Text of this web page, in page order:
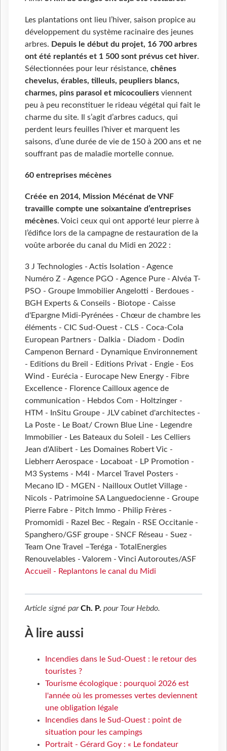
Les plantations ont lieu l’hiver, saison propice au
développement du système racinaire des jeunes
arbres. Depuis le début du projet, 16 700 arbres
ont été replantés et 1 500 sont prévus cet hiver.
Sélectionnées pour leur résistance, chênes
chevelus, érables, tilleul s, peupliers blancs,
charmes, pins parasol et micocouliers viennent
peu à peu reconstituer le rideau végétal qui fait le
charme du site. Il s’agit d’arbres caducs, qui
perdent leurs feuilles l’hiver et marquent les
saisons, d’une durée de vie de 150 à 200 ans et ne
souffrant pas de maladie mortelle connue.
60 entreprises mécènes
Créée en 2014, Mission Mécénat de VNF
travaille compte une soixantaine d’entreprises
mécènes. Voici ceux qui ont apporté leur pierre à
l’édifice lors de la campagne de restauration de la
voûte arborée du canal du Midi en 2022 :
3 J Technologies - Actis Isolation - Agence
Numéro Z - Agence PGO - Agence Pure - Alvéa T-
PSO - Groupe Immobilier Angelotti - Berdoues -
BGH Experts & Conseils - Biotope - Caisse
d'Epargne Midi-Pyrénées - Chœur de chambre les
éléments - CIC Sud-Ouest - CLS - Coca-Cola
European Partners - Dalkia - Diadom - Dodin
Campenon Bernard - Dynamique Environnement
- Editions du Breil - Editions Privat - Engie - Eos
Wind - Eurécia - Eurocape New Energy - Fibre
Excellence - Florence Cailloux agence de
communication - Hebdos Com - Holtzinger -
HTM - InSitu Groupe - JLV cabinet d'architectes -
La Poste - Le Boat/ Crown Blue Line - Legendre
Immobilier - Les Bateaux du Soleil - Les Celliers
Jean d'Alibert - Les Domaines Robert Vic -
Liebherr Aerospace - Locaboat - LP Promotion -
M3 Systems - M4I - Marcel Travel Posters -
Mecano ID - MGEN - Nailloux Outlet Village -
Nicols - Patrimoine SA Languedocienne - Groupe
Pierre Fabre - Pitch Immo - Philip Frères -
Promomidi - Razel Bec - Regain - RSE Occitanie -
Spanghero/GSF groupe - SNCF Réseau - Suez -
Team One Travel –Teréga - TotalEnergies
Renouvelables - Valorem - Vinci Autoroutes/ASF
Accueil - Replantons le canal du Midi
Article signé parCh. P. pour Tour Hebdo.
À lire aussi
Incendies dans le Sud-Ouest : le retour des
touristes ?
Tourisme écologique : pourquoi 2026 est
l'année où les promesses vertes deviennent
une obligation légale
Incendies dans le Sud-Ouest : point de
situation pour les campings
Portrait - Gérard Goy : « Le fondateur